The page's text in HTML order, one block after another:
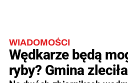
WIADOMOŚCI
Wędkarze będą
ryby? Gmina